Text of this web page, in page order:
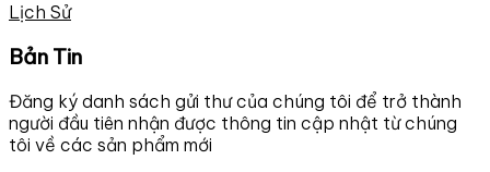
Lịch Sử
Bản Tin
Đăng ký danh sách gửi thư của chúng tôi để trở thành
người đầu tiên nhận được thông tin cập nhật từ chúng
tôi về các sản phẩm mới